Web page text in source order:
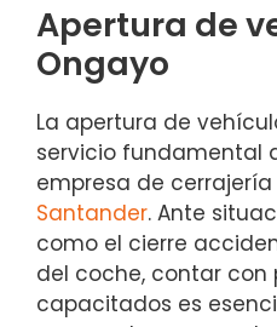
Apertura de
Ongayo
La apertura de
servicio fundamental
empresa de cerrajería
Santander. Ante
como el cierre
del coche, contar con
capacitados es